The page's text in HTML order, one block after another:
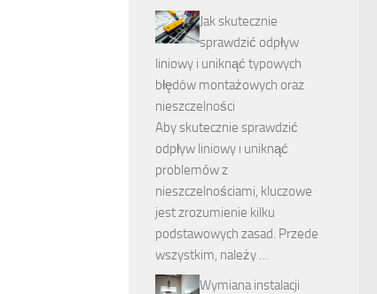
Jak skutecznie
sprawdzić odpływ
liniowy i uniknąć typowych
błędów montażowych oraz
nieszczelności
Aby skutecznie sprawdzić
odpływ liniowy i uniknąć
problemów z
nieszczelnościami, kluczowe
jest zrozumienie kilku
podstawowych zasad. Przede
wszystkim, należy …
Wymiana instalacji